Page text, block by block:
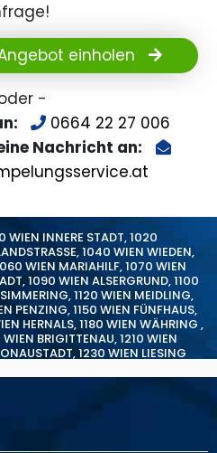
einholen
-
0664 22 27 006
Nachricht an:
WIEN INNERE STADT,1020
,1040 WIEN WIEDEN,
WIEN MARIAHILF,1070 WIEN
,1090 WIEN ALSERGRUND,1100
,1120 WIEN MEIDLING,
PENZING,1150 WIEN FÜNFHAUS,
HERNALS,1180 WIEN WÄHRING ,
BRIGITTENAU,1210 WIEN
,1230 WIEN LIESING